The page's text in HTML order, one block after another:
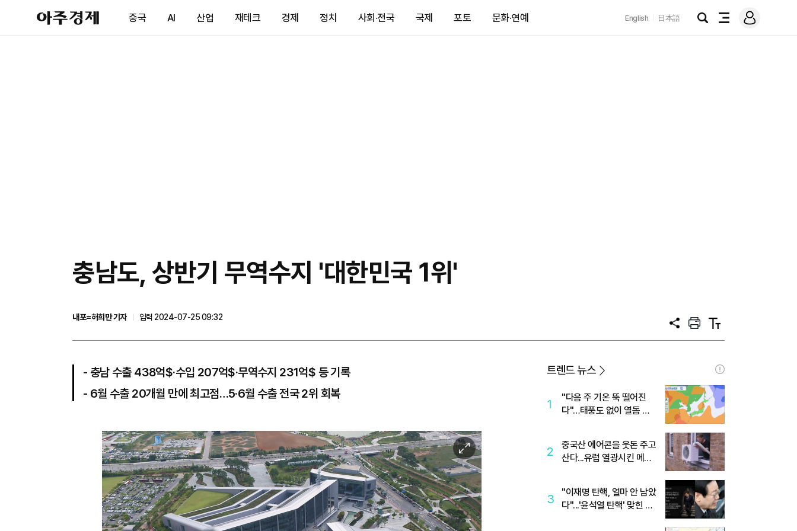
아
주
제
중국 AI 산업 재테크 경제 정치 사회·전국 국제 포토 문화·연예 English 日本語
검
전
메
그
충남도, 상반기 무역수지 '대한민국 1위'
내포=허희만 기자
입력 2024-07-25 09:32
공
프
트
텍
트
- 충남 수출 438억$·수입 207억$·무역수지 231억$ 등 기록
- 6월 수출 20개월 만에 최고점…5·6월 수출 전국 2위 회복
이
미
지
확
대
트렌드 뉴스
1
"다음 주 기온 뚝 떨어진
다"…태풍도 없이 열돔 박
2
중국산 에어콘을 웃돈 주고
산다...유럽 열광시킨 메이
3
"이재명 탄핵, 얼마 안 남았
다"...'윤석열 탄핵' 맞힌 무